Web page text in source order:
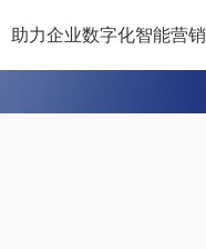
助力企业数字化智能营销